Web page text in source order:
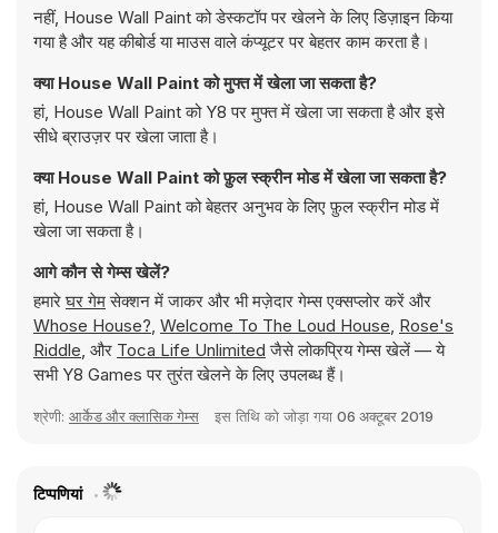
नहीं, House Wall Paint को डेस्कटॉप पर खेलने के लिए डिज़ाइन किया
गया है और यह कीबोर्ड या माउस वाले कंप्यूटर पर बेहतर काम करता है।
क्या House Wall Paint को मुफ्त में खेला जा सकता है?
हां, House Wall Paint को Y8 पर मुफ्त में खेला जा सकता है और इसे
सीधे ब्राउज़र पर खेला जाता है।
क्या House Wall Paint को फ़ुल स्क्रीन मोड में खेला जा सकता है?
हां, House Wall Paint को बेहतर अनुभव के लिए फ़ुल स्क्रीन मोड में
खेला जा सकता है।
आगे कौन से गेम्स खेलें?
हमारेघर गेमसेक्शन में जाकर और भी मज़ेदार गेम्स एक्सप्लोर करें और
Whose House?, Welcome To The Loud House, Rose's
Riddle, और Toca Life Unlimited जैसे लोकप्रिय गेम्स खेलें — ये
सभी Y8 Games पर तुरंत खेलने के लिए उपलब्ध हैं।
श्रेणी: आर्केड और क्लासिक गेम्स इस तिथि को जोड़ा गया 06 अक्टूबर 2019
टिप्पणियां